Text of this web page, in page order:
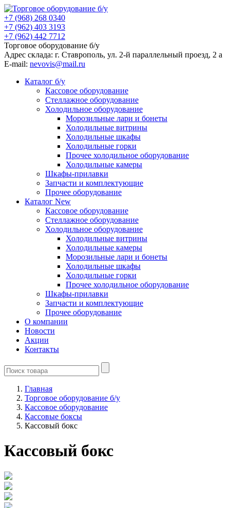
+7 (968) 268 0340
+7 (962) 403 3193
+7 (962) 442 7712
Торговое оборудование б/у
Адрес склада: г. Ставрополь, ул. 2-й параллельный проезд, 2 a
E-mail: nevovis@mail.ru
Каталог б/у
Кассовое оборудование
Стеллажное оборудование
Холодильное оборудование
Морозильные лари и бонеты
Холодильные витрины
Холодильные шкафы
Холодильные горки
Прочее холодильное оборудование
Холодильные камеры
Шкафы-прилавки
Запчасти и комплектующие
Прочее оборудование
Каталог New
Кассовое оборудование
Стеллажное оборудование
Холодильное оборудование
Холодильные витрины
Холодильные камеры
Морозильные лари и бонеты
Холодильные шкафы
Холодильные горки
Прочее холодильное оборудование
Шкафы-прилавки
Запчасти и комплектующие
Прочее оборудование
О компании
Новости
Акции
Контакты
Главная
Торговое оборудование б/у
Кассовое оборудование
Кассовые боксы
Кассовый бокс
Кассовый бокс